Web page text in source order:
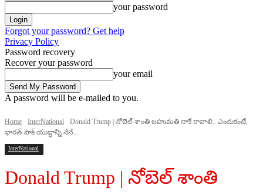
your password
Forgot your password? Get help
Privacy Policy
Password recovery
Recover your password
your email
A password will be e-mailed to you.
Home InterNational
Donald Trump | నోబెల్ శాంతి బహుమతి నాకే రావాలి.. ఎందుకంటే,
భారత్-పాక్ యుద్ధాన్ని నేనే...
InterNational
Donald Trump | నోబెల్ శాంతి